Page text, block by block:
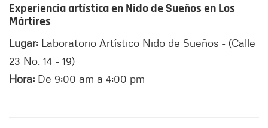
Experiencia artística en Nido de Sueños en Los
Mártires
Lugar: Laboratorio Artístico Nido de Sueños - (Calle
23 No. 14 - 19)
Hora: De 9:00 am a 4:00 pm